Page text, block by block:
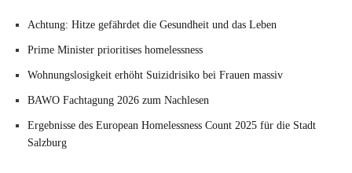
Achtung: Hitze gefährdet die Gesundheit und das Leben
Prime Minister prioritises homelessness
Wohnungslosigkeit erhöht Suizidrisiko bei Frauen massiv
BAWO Fachtagung 2026 zum Nachlesen
Ergebnisse des European Homelessness Count 2025 für die Stadt
Salzburg